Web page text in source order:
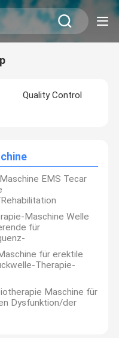
Quality Control
EMS Tecar
Maschine Welle
für
für erektile
Therapie-
Maschine für
Dysfunktion/der